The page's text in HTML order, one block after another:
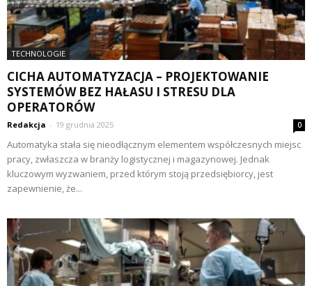
TECHNOLOGIE
CICHA AUTOMATYZACJA – PROJEKTOWANIE
SYSTEMÓW BEZ HAŁASU I STRESU DLA
OPERATORÓW
Redakcja - 19 grudnia 2025 0
Automatyka stała się nieodłącznym elementem współczesnych miejsc
pracy, zwłaszcza w branży logistycznej i magazynowej. Jednak
kluczowym wyzwaniem, przed którym stoją przedsiębiorcy, jest
zapewnienie, że...